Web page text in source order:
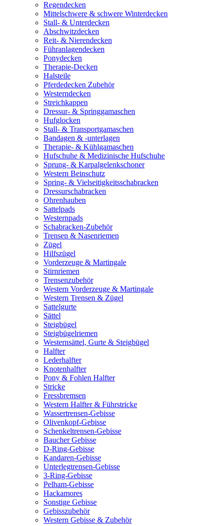
Regendecken
Mittelschwere & schwere Winterdecken
Stall- & Unterdecken
Abschwitzdecken
Reit- & Nierendecken
Führanlagendecken
Ponydecken
Therapie-Decken
Halsteile
Pferdedecken Zubehör
Westerndecken
Streichkappen
Dressur- & Springgamaschen
Hufglocken
Stall- & Transportgamaschen
Bandagen & -unterlagen
Therapie- & Kühlgamaschen
Hufschuhe & Medizinische Hufschuhe
Sprung- & Karpalgelenkschoner
Western Beinschutz
Spring- & Vielseitigkeitsschabracken
Dressurschabracken
Ohrenhauben
Sattelpads
Westernpads
Schabracken-Zubehör
Trensen & Nasenriemen
Zügel
Hilfszügel
Vorderzeuge & Martingale
Stirnriemen
Trensenzubehör
Western Vorderzeuge & Martingale
Western Trensen & Zügel
Sattelgurte
Sättel
Steigbügel
Steigbügelriemen
Westernsättel, Gurte & Steigbügel
Halfter
Lederhalfter
Knotenhalfter
Pony & Fohlen Halfter
Stricke
Fressbremsen
Western Halfter & Führstricke
Wassertrensen-Gebisse
Olivenkopf-Gebisse
Schenkeltrensen-Gebisse
Baucher Gebisse
D-Ring-Gebisse
Kandaren-Gebisse
Unterlegtrensen-Gebisse
3-Ring-Gebisse
Pelham-Gebisse
Hackamores
Sonstige Gebisse
Gebisszubehör
Western Gebisse & Zubehör